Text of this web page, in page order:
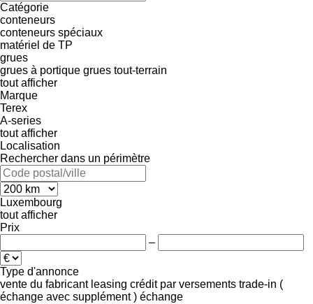
Catégorie
conteneurs
conteneurs spéciaux
matériel de TP
grues
grues à portique grues tout-terrain
tout afficher
Marque
Terex
A-series
tout afficher
Localisation
Rechercher dans un périmètre
Luxembourg
tout afficher
Prix
–
Type d'annonce
vente du fabricant leasing crédit par versements trade-in (
échange avec supplément ) échange